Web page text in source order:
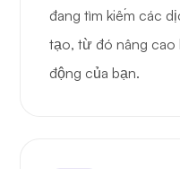
đang tìm kiếm các
tạo, từ đó nâng cao
động của bạn.